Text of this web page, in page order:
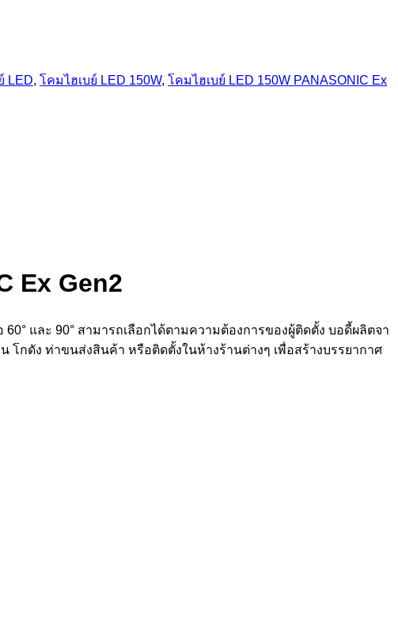
LED, โคมไฮเบย์ LED 150W, โคมไฮเบย์ LED 150W PANASONIC Ex
Ex Gen2
60° และ 90° สามารถเลือกได้ตามความต้องการของผู้ติดตั้ง บอดี้ผลิตจา
โกดัง ท่าขนส่งสินค้า หรือติดตั้งในห้างร้านต่างๆ เพื่อสร้างบรรยากาศ